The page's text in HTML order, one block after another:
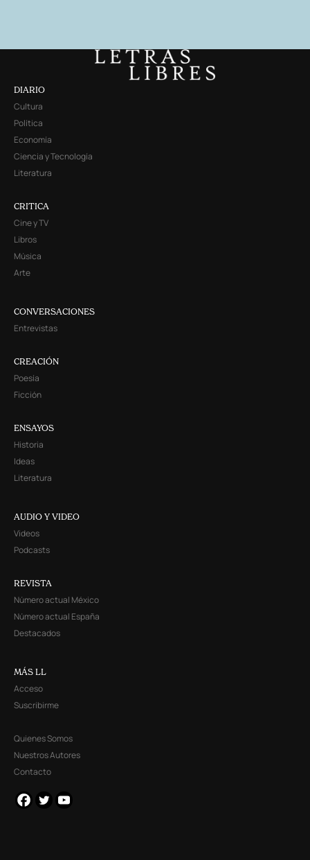
DIARIO
Cultura
Política
Economía
Ciencia y Tecnología
Literatura
CRITICA
Cine y TV
Libros
Música
Arte
CONVERSACIONES
Entrevistas
CREACIÓN
Poesía
Ficción
ENSAYOS
Historia
Ideas
Literatura
AUDIO Y VIDEO
Videos
Podcasts
REVISTA
Número actual México
Número actual España
Destacados
MÁS LL
Acceso
Suscribirme
Quienes Somos
Nuestros Autores
Contacto